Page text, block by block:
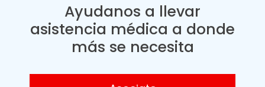
Ayudanos a llevar
asistencia médica a donde
más se necesita